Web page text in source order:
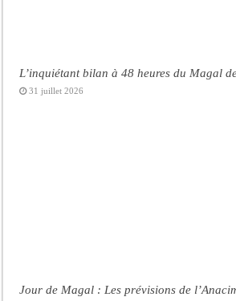
L’inquiétant bilan à 48 heures du Magal
31 juillet 2026
Jour de Magal : Les prévisions de